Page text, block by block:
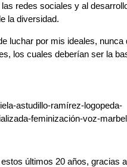
las redes sociales y al
la diversidad.
luchar por mis ideales,
los cuales deberían ser la
últimos 20 años, gracias